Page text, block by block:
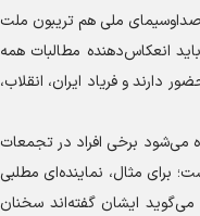
ملی هم تریبون ملت
انعکاس‌دهنده مطالبات همه
دارند و فریاد ایران، انقلاب،
می‌شود برخی افراد در تجمعات
برای مثال، نماینده‌ای مطلبی
ایشان گفته‌اند سخنان